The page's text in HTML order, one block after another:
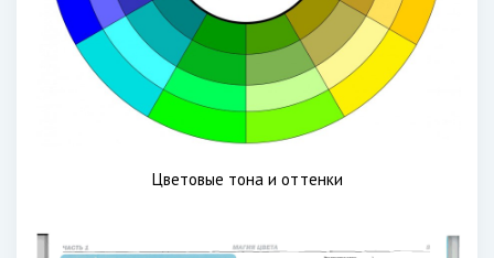
Цветовые тона и оттенки